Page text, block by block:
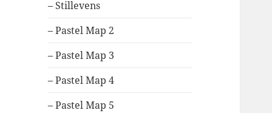
– Stillevens
– Pastel Map 2
– Pastel Map 3
– Pastel Map 4
– Pastel Map 5